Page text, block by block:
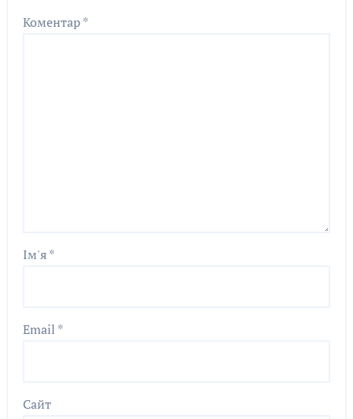
Коментар*
Ім'я*
Email *
Сайт